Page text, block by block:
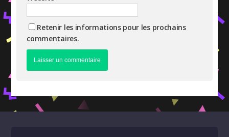
Retenir les informations pour les prochains
commentaires.